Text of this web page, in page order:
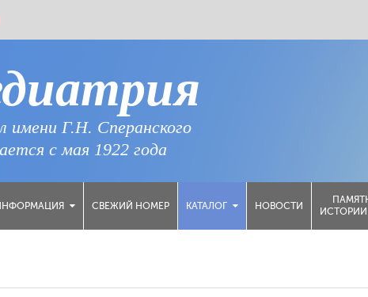
имени Г.Н. Сперанского
с мая 1922 года
СВЕЖИЙ НОМЕР КАТАЛОГ НОВОСТИ